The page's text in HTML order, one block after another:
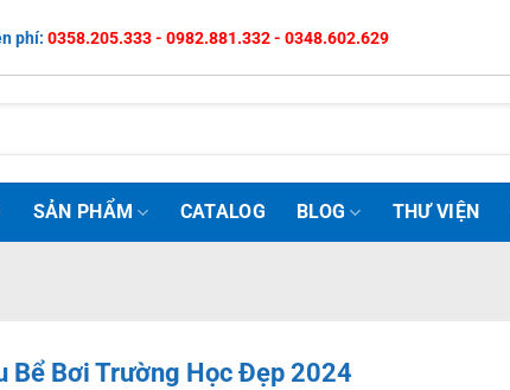
phí: 0358.205.333 - 0982.881.332 - 0348.602.629
SẢN PHẨM CATALOG BLOG THƯ VIỆN
Bể Bơi Trường Học Đẹp 2024